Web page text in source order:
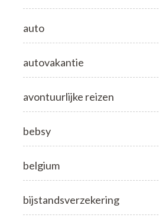
auto
autovakantie
avontuurlijke reizen
bebsy
belgium
bijstandsverzekering